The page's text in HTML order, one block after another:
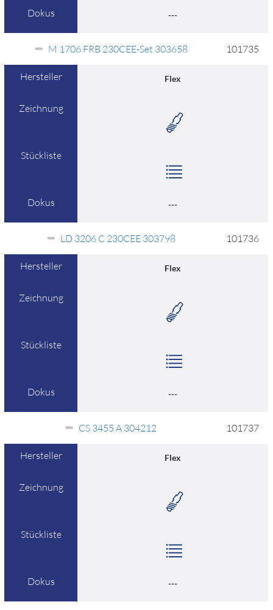
Dokus ---
M 1706 FRB 230CEE-Set 303658 101735
Hersteller Flex
Zeichnung
Stückliste
Dokus ---
LD 3206 C 230CEE 303798 101736
Hersteller Flex
Zeichnung
Stückliste
Dokus ---
CS 3455 A 304212 101737
Hersteller Flex
Zeichnung
Stückliste
Dokus ---